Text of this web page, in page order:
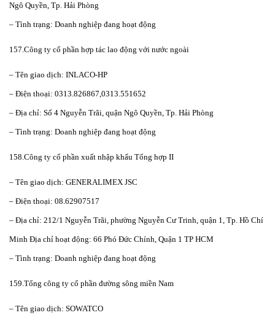
Ngô Quyền, Tp. Hải Phòng
– Tình trạng: Doanh nghiệp đang hoạt động
157.Công ty cổ phần hợp tác lao động với nước ngoài
– Tên giao dịch: INLACO-HP
– Điện thoại: 0313.826867,0313.551652
– Địa chỉ: Số 4 Nguyễn Trãi, quận Ngô Quyền, Tp. Hải Phòng
– Tình trạng: Doanh nghiệp đang hoạt động
158.Công ty cổ phần xuất nhập khẩu Tổng hợp II
– Tên giao dịch: GENERALIMEX JSC
– Điện thoại: 08.62907517
– Địa chỉ: 212/1 Nguyễn Trãi, phường Nguyễn Cư Trinh, quận 1, Tp. Hồ Chí
Minh Địa chỉ hoạt động: 66 Phó Đức Chính, Quận 1 TP HCM
– Tình trạng: Doanh nghiệp đang hoạt động
159.Tổng công ty cổ phần đường sông miền Nam
– Tên giao dịch: SOWATCO